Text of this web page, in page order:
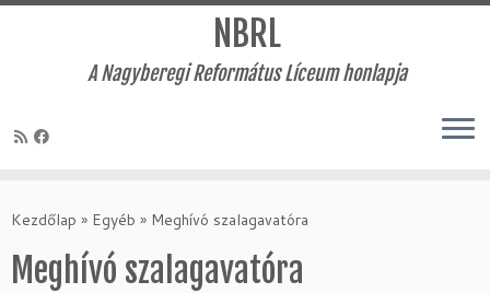
to
NBRL
A Nagyberegi Református Líceum honlapja
Kezdőlap » Egyéb » Meghívó szalagavatóra
Meghívó szalagavatóra